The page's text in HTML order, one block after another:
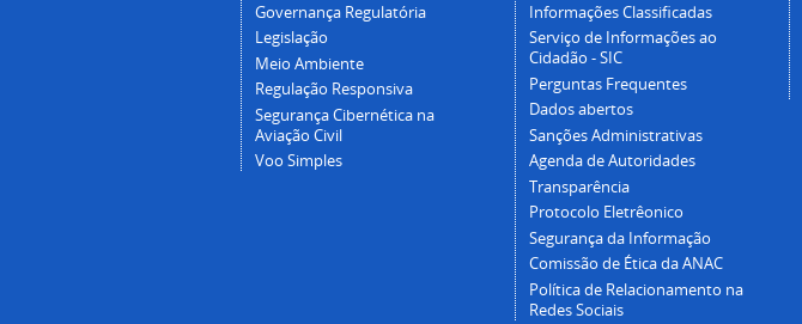
Governança Regulatória
Legislação
Meio Ambiente
Regulação Responsiva
Segurança Cibernética na
Aviação Civil
Voo Simples
Informações Classificadas
Serviço de Informações ao
Cidadão - SIC
Perguntas Frequentes
Dados abertos
Sanções Administrativas
Agenda de Autoridades
Transparência
Protocolo Eletrêonico
Segurança da Informação
Comissão de Ética da ANAC
Política de Relacionamento na
Redes Sociais